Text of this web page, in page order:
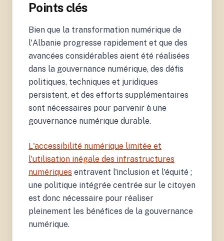
Points clés
Bien que la transformation numérique de
l'Albanie progresse rapidement et que des
avancées considérables aient été réalisées
dans la gouvernance numérique, des défis
politiques, techniques et juridiques
persistent, et des efforts supplémentaires
sont nécessaires pour parvenir à une
gouvernance numérique durable.
L'accessibilité numérique limitée et
l'utilisation inégale des infrastructures
numériques entravent l'inclusion et l'équité ;
une politique intégrée centrée sur le citoyen
est donc nécessaire pour réaliser
pleinement les bénéfices de la gouvernance
numérique.